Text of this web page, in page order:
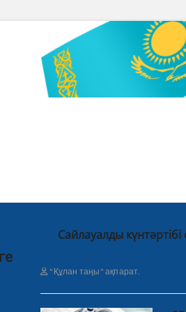
Сайлауалды
"Құлан таңы" ақпарат.